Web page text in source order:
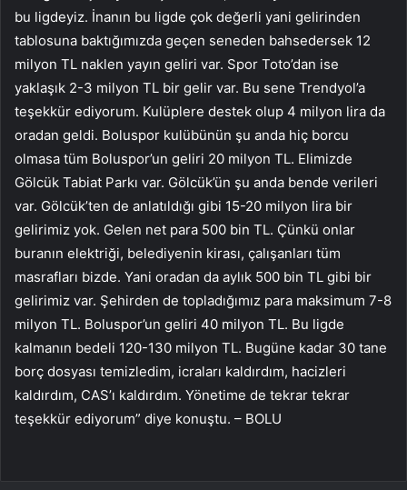
bu ligdeyiz. İnanın bu ligde çok değerli yani gelirinden
tablosuna baktığımızda geçen seneden bahsedersek 12
milyon TL naklen yayın geliri var. Spor Toto’dan ise
yaklaşık 2-3 milyon TL bir gelir var. Bu sene Trendyol’a
teşekkür ediyorum. Kulüplere destek olup 4 milyon lira da
oradan geldi. Boluspor kulübünün şu anda hiç borcu
olmasa tüm Boluspor’un geliri 20 milyon TL. Elimizde
Gölcük Tabiat Parkı var. Gölcük’ün şu anda bende verileri
var. Gölcük’ten de anlatıldığı gibi 15-20 milyon lira bir
gelirimiz yok. Gelen net para 500 bin TL. Çünkü onlar
buranın elektriği, belediyenin kirası, çalışanları tüm
masrafları bizde. Yani oradan da aylık 500 bin TL gibi bir
gelirimiz var. Şehirden de topladığımız para maksimum 7-8
milyon TL. Boluspor’un geliri 40 milyon TL. Bu ligde
kalmanın bedeli 120-130 milyon TL. Bugüne kadar 30 tane
borç dosyası temizledim, icraları kaldırdım, hacizleri
kaldırdım, CAS’ı kaldırdım. Yönetime de tekrar tekrar
teşekkür ediyorum” diye konuştu. – BOLU